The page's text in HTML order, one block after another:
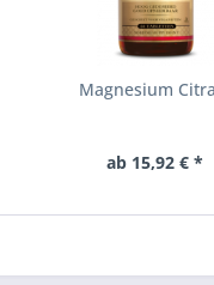
Magnesium
ab 15,92 € *